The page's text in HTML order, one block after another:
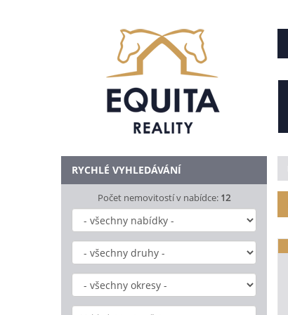
RYCHLÉ VYHLEDÁVÁNÍ
Počet nemovitostí v nabídce: 12